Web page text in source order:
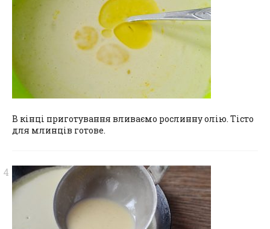
В кінці приготування вливаємо рослинну олію. Тісто
для млинців готове.